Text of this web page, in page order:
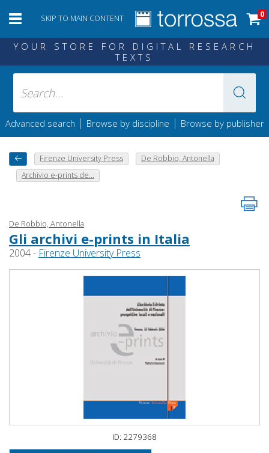
SKIP TO MAIN CONTENT 0
YOUR STORE FOR DIGITAL RESEARCH
TEXTS
Advanced search | Browse by discipline | Browse by publisher
Firenze University Press
De Robbio, Antonella
Archivio e-prints de...
De Robbio, Antonella
Gli archivi e-prints in Italia
2004 - Firenze University Press
ID: 2279368